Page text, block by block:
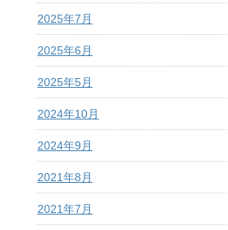
2025年7月
2025年6月
2025年5月
2024年10月
2024年9月
2021年8月
2021年7月